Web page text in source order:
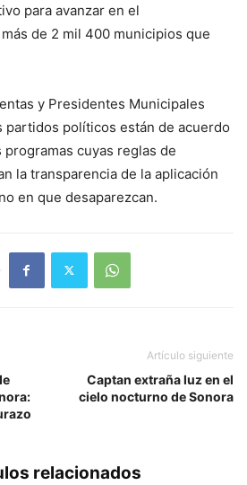
para avanzar en el
de 2 mil 400 municipios que
y Presidentes Municipales
partidos políticos están de acuerdo
cuyas reglas de
la transparencia de la aplicación
en que desaparezcan.
Artículo siguiente
Captan extraña luz en el
cielo nocturno de Sonora
relacionados